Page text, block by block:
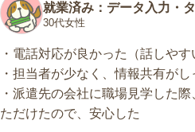
就業済み：データ入力・
30代女性
・電話対応が良かった（話しや
・担当者が少なく、情報共有が
・派遣先の会社に職場見学した
ただけたので、安心した